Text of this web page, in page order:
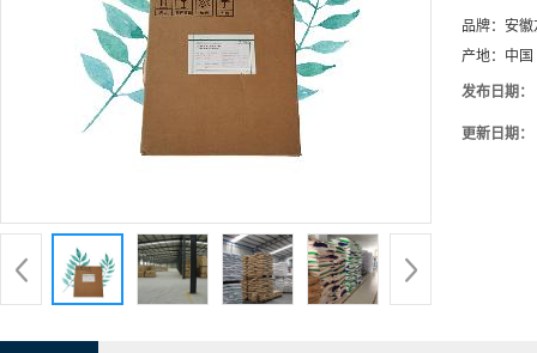
品牌： 安徽
产地： 中国
发布日期：
更新日期：